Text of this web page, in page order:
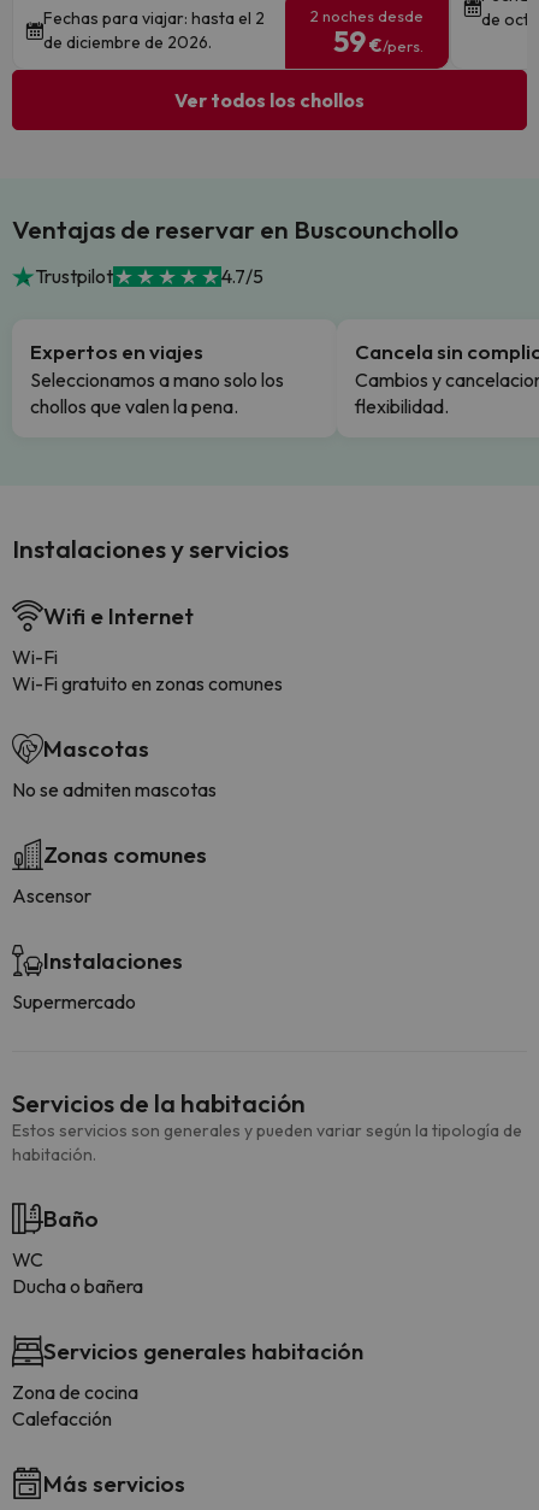
Fechas para viajar: hasta el 2
de diciembre de 2026.
2 noches desde
59€/pers.
de
Ver todos los chollos
Ventajas de reservar en Buscounchollo
Trustpilot 4.7/5
Expertos en viajes
Seleccionamos a mano solo los
chollos que valen la pena.
Cancela sin
Cambios y
flexibilidad.
Instalaciones y servicios
Wifi e Internet
Wi-Fi
Wi-Fi gratuito en zonas comunes
Mascotas
No se admiten mascotas
Zonas comunes
Ascensor
Instalaciones
Supermercado
Servicios de la habitación
Estos servicios son generales y pueden variar según la tipología de
habitación.
Baño
WC
Ducha o bañera
Servicios generales habitación
Zona de cocina
Calefacción
Más servicios